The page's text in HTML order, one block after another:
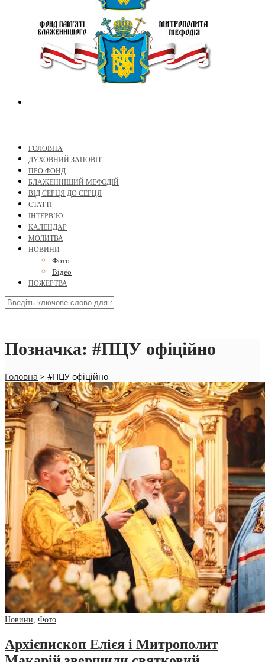
ГОЛОВНА
ДУХОВНИЙ ЗАПОВІТ
ПРО ФОНД
БЛАЖЕННІШИЙ МЕФОДІЙ
ВІД СЕРЦЯ ДО СЕРЦЯ
СТАТТІ
ІНТЕРВ’Ю
КАЛЕНДАР
МОЛИТВА
НОВИНИ
Фото
Відео
ПОЖЕРТВА
Позначка: #ПЦУ офіційно
Головна > #ПЦУ офіційно
Новини, Фото
Архієпископ Елієя і Митрополит